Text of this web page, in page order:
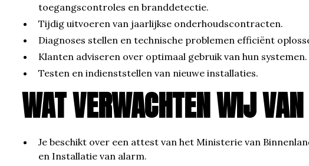
toegangscontroles en branddetectie.
Tijdig uitvoeren van jaarlijkse onderhoudscontracten.
Diagnoses stellen en technische problemen efficiënt
Klanten adviseren over optimaal gebruik van hun systemen.
Testen en indienststellen van nieuwe installaties.
WAT VERWACHTEN WIJ
Je beschikt over een attest van het Ministerie van
en Installatie van alarm.